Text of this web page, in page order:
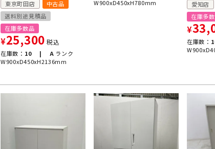
東京町田店
中古品
送料別途見積品
在庫多数品
¥25,300 税込
在庫数： 10 | A ランク
W900xD450xH2136mm
W900xD450xH780mm
愛知店
在庫多
¥
在庫数：